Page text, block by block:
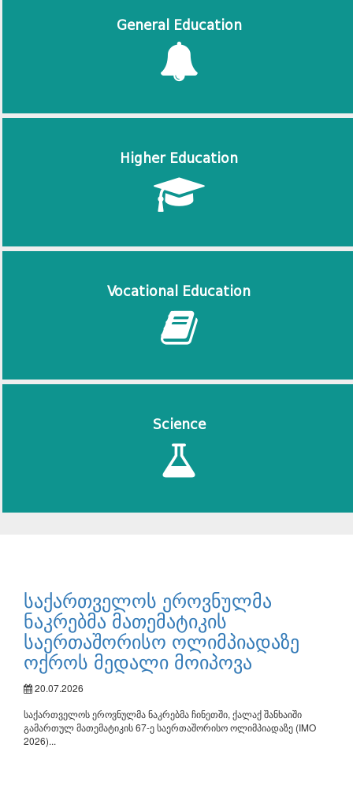
General Education
Higher Education
Vocational Education
Science
საქართველოს ეროვნულმა
ნაკრებმა მათემატიკის
საერთაშორისო ოლიმპიადაზე
ოქროს მედალი მოიპოვა
20.07.2026
საქართველოს ეროვნულმა ნაკრებმა ჩინეთში, ქალაქ შანხაიში
გამართულ მათემატიკის 67-ე საერთაშორისო ოლიმპიადაზე (IMO
2026)...